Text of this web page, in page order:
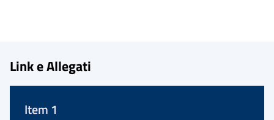
Link e Allegati
Item 1